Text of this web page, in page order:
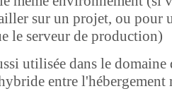
sur un projet, ou pour
le serveur de production)
utilisée dans le
entre l'hébergement